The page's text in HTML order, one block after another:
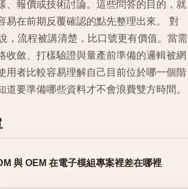
、報價或技術討論。這些問答的目的，就
易在前期反覆確認的點先整理出來。 對
，流程被講清楚，比口號更有價值。當需
收斂、打樣驗證與量產前準備的邏輯被網
用者比較容易理解自己目前位於哪一個階
道要準備哪些資料才不會浪費雙方時間。
與 OEM 在電子模組專案裡差在哪裡